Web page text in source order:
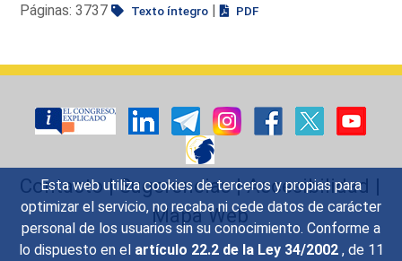
Esta web utiliza cookies de terceros y propias para
optimizar el servicio, no recaba ni cede datos de carácter
personal de los usuarios sin su conocimiento. Conforme a
lo dispuesto en el artículo 22.2 de la Ley 34/2002 , de 11
Páginas: 3737
Texto íntegro | PDF
Contacto|Sugerencias|Accesibilidad |
Mapa Web